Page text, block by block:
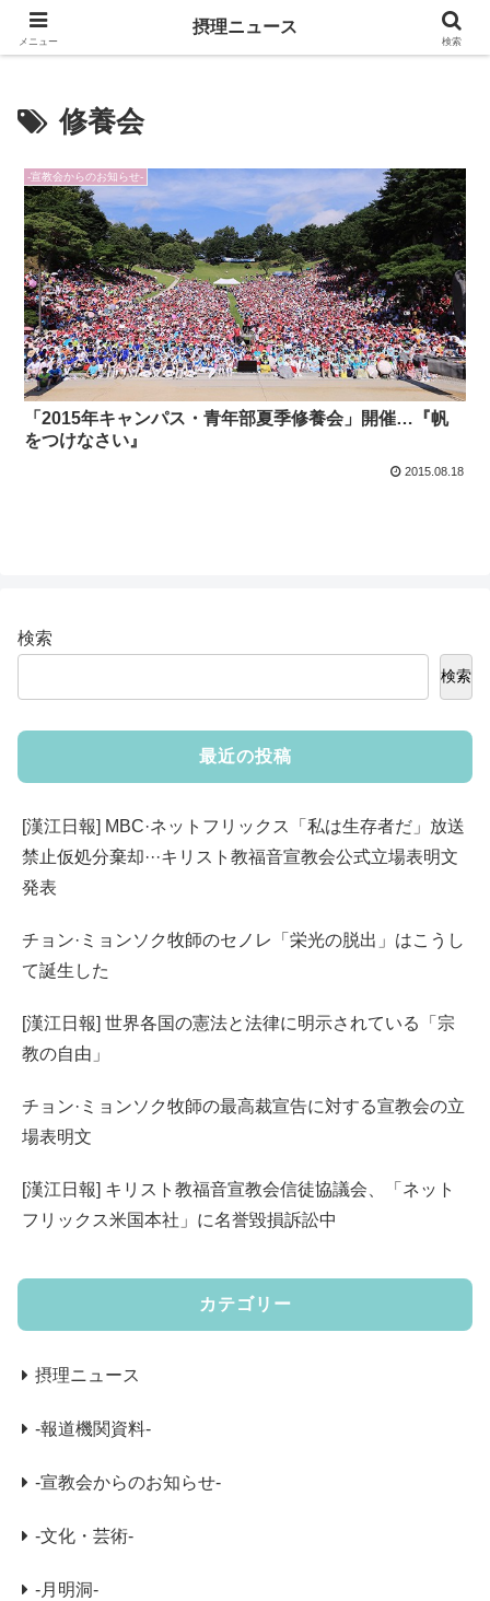
キリスト教福音宣教会に関連する報道記事
修養会
-宣教会からのお知らせ-
「2015年キャンパス・青年部夏季修養会」開催…『帆
をつけなさい』
2015.08.18
検索
検索
最近の投稿
[漢江日報] MBC·ネットフリックス「私は生存者だ」放送
禁止仮処分棄却···キリスト教福音宣教会公式立場表明文
発表
チョン·ミョンソク牧師のセノレ「栄光の脱出」はこうし
て誕生した
[漢江日報] 世界各国の憲法と法律に明示されている「宗
教の自由」
チョン·ミョンソク牧師の最高裁宣告に対する宣教会の立
場表明文
[漢江日報] キリスト教福音宣教会信徒協議会、「ネット
フリックス米国本社」に名誉毀損訴訟中
カテゴリー
摂理ニュース
-報道機関資料-
-宣教会からのお知らせ-
-文化・芸術-
-月明洞-
メニュー
摂理ニュース
検索